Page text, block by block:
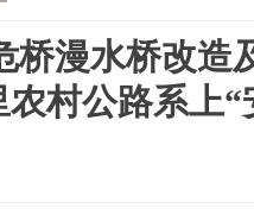
桥漫水桥改造
农村公路系上“